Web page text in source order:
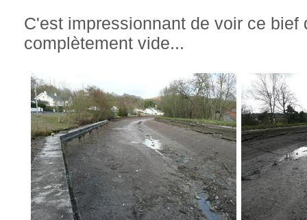
C'est impressionnant de voir ce bief
complètement vide...